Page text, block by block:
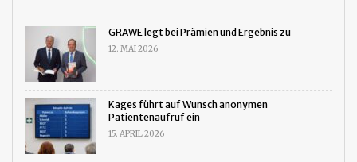
GRAWE legt bei Prämien und Ergebnis zu
12. MAI 2026
Kages führt auf Wunsch anonymen
Patientenaufruf ein
15. APRIL 2026